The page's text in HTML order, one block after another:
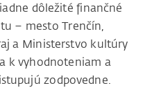
dôležité finančné
– mesto Trenčín,
a Ministerstvo kultúry
k vyhodnoteniam a
zodpovedne.